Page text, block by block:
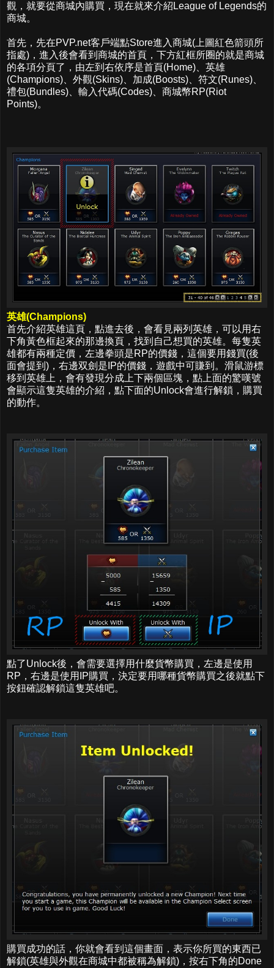
觀，就要從商城內購買，現在就來介紹League of Legends的
商城。
首先，先在PVP.net客戶端點Store進入商城(上圖紅色箭頭所
指處)，進入後會看到商城的首頁，下方紅框所圈的就是商城
的各項分頁了，由左到右依序是首頁(Home)、英雄
(Champions)、外觀(Skins)、加成(Boosts)、符文(Runes)、
禮包(Bundles)、輸入代碼(Codes)、商城幣RP(Riot
Points)。
英雄(Champions)
首先介紹英雄這頁，點進去後，會看見兩列英雄，可以用右
下角黃色框起來的那邊換頁，找到自己想買的英雄。每隻英
雄都有兩種定價，左邊拳頭是RP的價錢，這個要用錢買(後
面會提到)，右邊双劍是IP的價錢，遊戲中可賺到。滑鼠游標
移到英雄上，會有發現分成上下兩個區塊，點上面的驚嘆號
會顯示這隻英雄的介紹，點下面的Unlock會進行解鎖，購買
的動作。
點了Unlock後，會需要選擇用什麼貨幣購買，左邊是使用
RP，右邊是使用IP購買，決定要用哪種貨幣購買之後就點下
按鈕確認解鎖這隻英雄吧。
購買成功的話，你就會看到這個畫面，表示你所買的東西已
解鎖(英雄與外觀在商城中都被稱為解鎖)，按右下角的Done